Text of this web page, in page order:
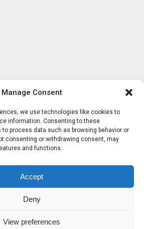
Manage Consent
we use technologies like cookies to
information. Consenting to these
process data such as browsing behavior or
consenting or withdrawing consent, may
and functions.
Accept
Deny
View preferences